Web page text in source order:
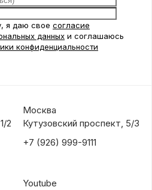
я даю свое согласие
данных и соглашаюсь
конфиденциальности
2
Москва
Кутузовский проспект, 5/3
+7 (926) 999-9111
Youtube